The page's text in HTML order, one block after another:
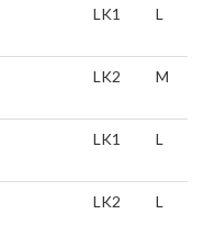
LK1 L
LK2 M
LK1 L
LK2 L